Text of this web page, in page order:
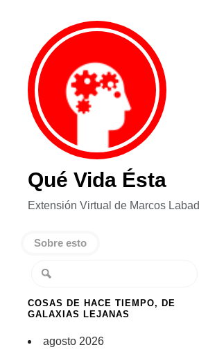
Qué Vida Ésta
Extensión Virtual de Marcos Labad
Sobre esto
COSAS DE HACE TIEMPO, DE
GALAXIAS LEJANAS
agosto 2026